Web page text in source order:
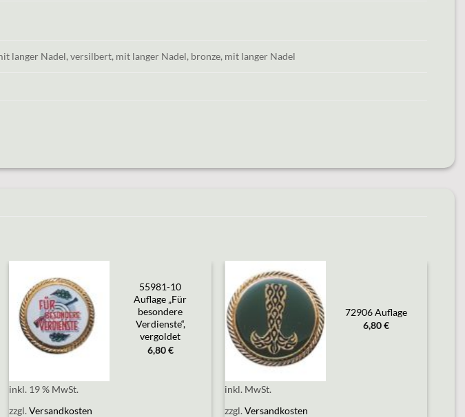
langer Nadel, versilbert, mit langer Nadel, bronze, mit langer Nadel
Add to
wishlist
55981-10
Auflage „Für
besondere
Verdienste“,
vergoldet
6,80€
inkl. 19 % MwSt.
zzgl.Versandkosten
Add to
wishlist
72906 Auflage
6,80€
inkl. MwSt.
zzgl.Versandkosten